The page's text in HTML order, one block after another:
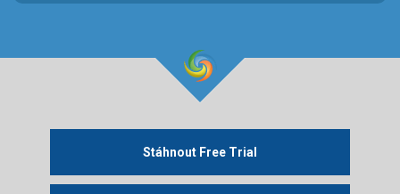
Stáhnout Free Trial